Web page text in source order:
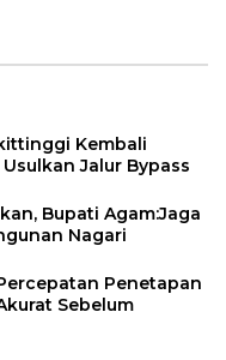
Kembali
Jalur Bypass
Bupati Agam:Jaga
Nagari
Penetapan
Sebelum